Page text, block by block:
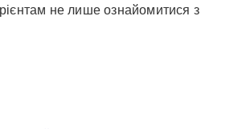
не лише ознайомитися з